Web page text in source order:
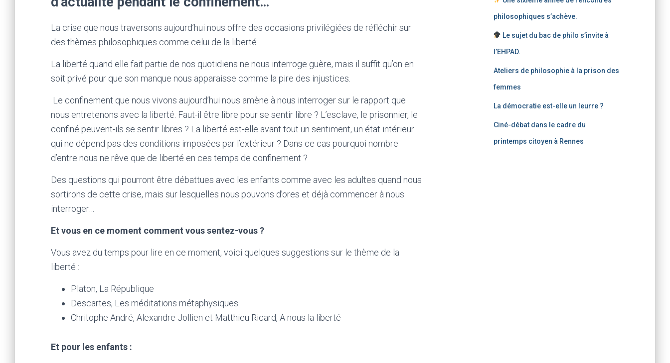
La crise que nous traversons aujourd’hui nous offre des occasions privilégiées de réfléchir sur
des thèmes philosophiques comme celui de la liberté.
La liberté quand elle fait partie de nos quotidiens ne nous interroge guère, mais il suffit qu’on en
soit privé pour que son manque nous apparaisse comme la pire des injustices.
Le confinement que nous vivons aujourd’hui nous amène à nous interroger sur le rapport que
nous entretenons avec la liberté. Faut-il être libre pour se sentir libre ? L’esclave, le prisonnier, le
confiné peuvent-ils se sentir libres ? La liberté est-elle avant tout un sentiment, un état intérieur
qui ne dépend pas des conditions imposées par l’extérieur ? Dans ce cas pourquoi nombre
d’entre nous ne rêve que de liberté en ces temps de confinement ?
Des questions qui pourront être débattues avec les enfants comme avec les adultes quand nous
sortirons de cette crise, mais sur lesquelles nous pouvons d’ores et déjà commencer à nous
interroger…
Et vous en ce moment comment vous sentez-vous ?
Vous avez du temps pour lire en ce moment, voici quelques suggestions sur le thème de la
liberté :
Platon, La République
Descartes, Les méditations métaphysiques
Chritophe André, Alexandre Jollien et Matthieu Ricard, A nous la liberté
Et pour les enfants :
philosophiques s’achève.
Le sujet du bac de philo s’invite à
l’EHPAD.
Ateliers de philosophie à la prison des
femmes
La démocratie est-elle un leurre ?
Ciné-débat dans le cadre du
printemps citoyen à Rennes